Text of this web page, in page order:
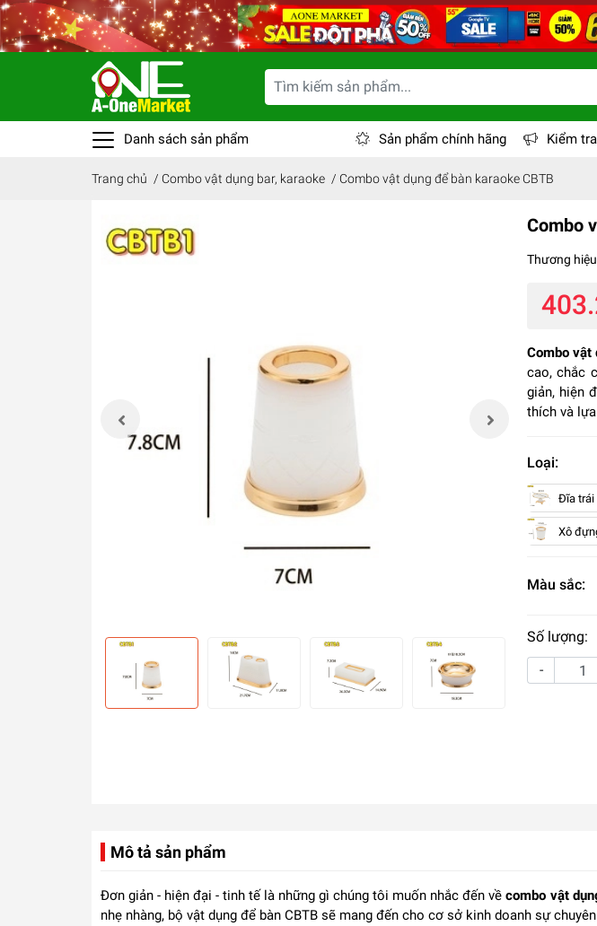
Danh sách sản phẩm Sản phẩm chính hãng Kiểm
Trang chủ / Combo vật dụng bar, karaoke / Combo vật dụng để bàn karaoke CBTB
Combo
Thương
Combo vật
cao, chắc
giản, hiện
thích và
Loại:
Đĩa trái
Xô
Màu sắc:
Số lượng:
-
Mô tả sản phẩm
Đơn giản - hiện đại - tinh tế là những gì chúng tôi muốn nhắc đến vềcombo vật
nhẹ nhàng, bộ vật dụng để bàn CBTB sẽ mang đến cho cơ sở kinh doanh sự